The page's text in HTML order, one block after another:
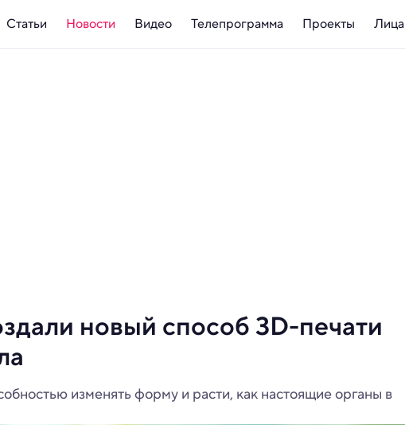
Статьи Новости Видео Телепрограмма Проекты Лица
новый способ 3D-печати
изменять форму и расти, как настоящие органы в